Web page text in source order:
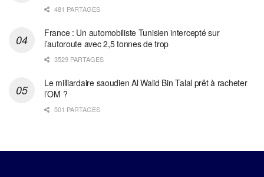
481 PARTAGES
France : Un automobiliste Tunisien intercepté sur
l’autoroute avec 2,5 tonnes de trop
3529 PARTAGES
Le milliardaire saoudien Al Walid Bin Talal prêt à racheter
l’OM ?
501 PARTAGES